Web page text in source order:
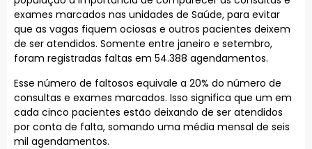
exames marcados nas unidades de Saúde, para evitar
que as vagas fiquem ociosas e outros pacientes deixem
de ser atendidos. Somente entre janeiro e setembro,
foram registradas faltas em 54.388 agendamentos.
Esse número de faltosos equivale a 20% do número de
consultas e exames marcados. Isso significa que um em
cada cinco pacientes estão deixando de ser atendidos
por conta de falta, somando uma média mensal de seis
mil agendamentos.